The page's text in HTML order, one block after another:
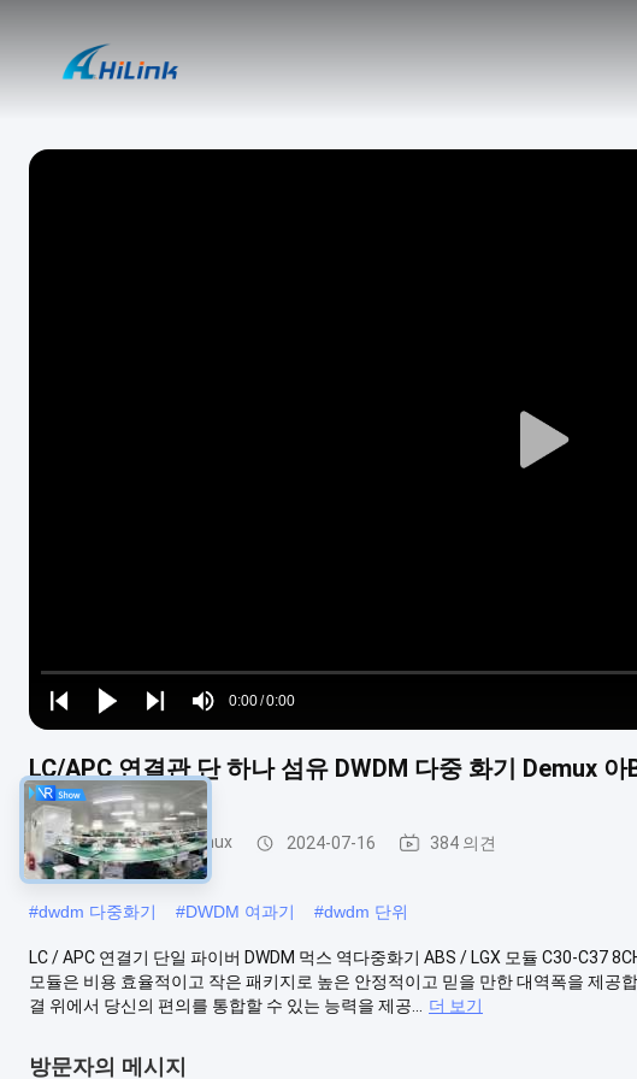
Play
Play
Play
Play
Mute
Time
0:00/0:00
Loaded:
0%
LC/APC 연결관 단 하나 섬유 DWDM 다중 화기 Demux
dwdm 다중 화기 demux 2024-07-16 384 의견
#dwdm 다중화기 #DWDM 여과기 #dwdm 단위
LC / APC 연결기 단일 파이버 DWDM 먹스 역다중화기 ABS / LGX 모듈 C30-C37
모듈은 비용 효율적이고 작은 패키지로 높은 안정적이고 믿을 만한 대역폭을 제공
결 위에서 당신의 편의를 통합할 수 있는 능력을 제공...
더 보기
방문자의 메시지